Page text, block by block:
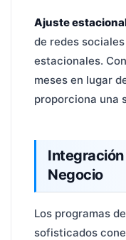
Ajuste
de redes
estacionales.
meses en lugar
proporciona una
Negocio
Los programas
sofisticados